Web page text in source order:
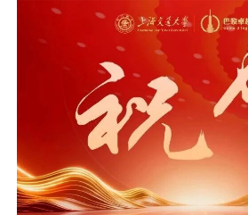
评上海交通大学先进基层党组织
长、教工第二党支部书记王少博获
共产党员，学生第一党支部书记
学生优秀共产党员。一批扎根中法
沿科研与产教融合的先进集体与
动展现中外合作办学阵地党建引